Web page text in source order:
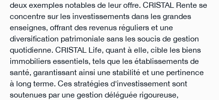
deux exemples notables de leur offre. CRISTAL Rente se
concentre sur les investissements dans les grandes
enseignes, offrant des revenus réguliers et une
diversification patrimoniale sans les soucis de gestion
quotidienne. CRISTAL Life, quant à elle, cible les biens
immobiliers essentiels, tels que les établissements de
santé, garantissant ainsi une stabilité et une pertinence
à long terme. Ces stratégies d'investissement sont
soutenues par une gestion déléguée rigoureuse,